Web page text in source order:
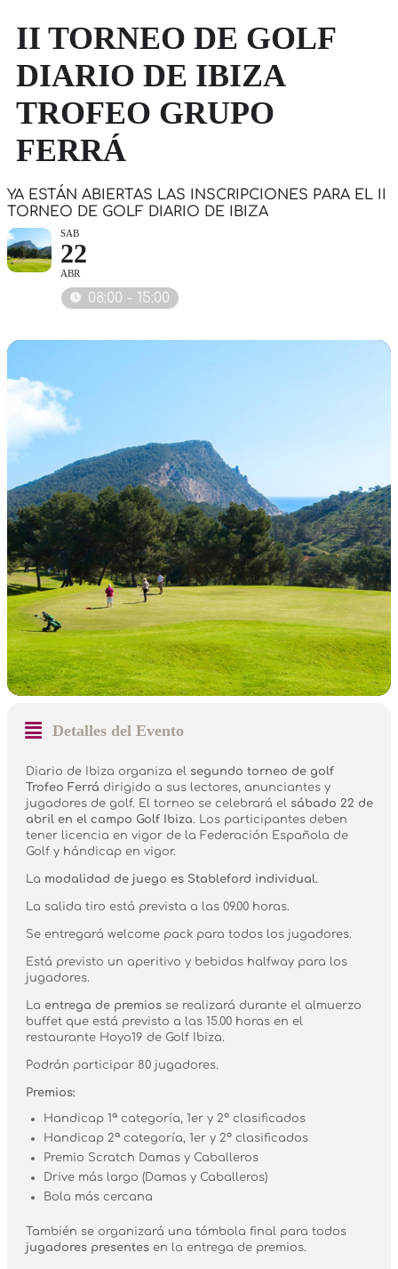
II TORNEO DE GOLF
DIARIO DE IBIZA
TROFEO GRUPO
FERRÁ
YA ESTÁN ABIERTAS LAS INSCRIPCIONES PARA EL II
TORNEO DE GOLF DIARIO DE IBIZA
SAB
22
ABR
08:00 - 15:00
Detalles del Evento
Diario de Ibiza organiza el segundo torneo de golf
Trofeo Ferrá dirigido a sus lectores, anunciantes y
jugadores de golf. El torneo se celebrará el sábado 22 de
abril en el campo Golf Ibiza. Los participantes deben
tener licencia en vigor de la Federación Española de
Golf y hándicap en vigor.
La modalidad de juego es Stableford individual.
La salida tiro está prevista a las 09.00 horas.
Se entregará welcome pack para todos los jugadores.
Está previsto un aperitivo y bebidas halfway para los
jugadores.
La entrega de premios se realizará durante el almuerzo
buffet que está previsto a las 15.00 horas en el
restaurante Hoyo19 de Golf Ibiza.
Podrán participar 80 jugadores.
Premios:
Handicap 1ª categoría, 1er y 2º clasificados
Handicap 2ª categoría, 1er y 2º clasificados
Premio Scratch Damas y Caballeros
Drive más largo (Damas y Caballeros)
Bola más cercana
También se organizará una tómbola final para todos
jugadores presentes en la entrega de premios.